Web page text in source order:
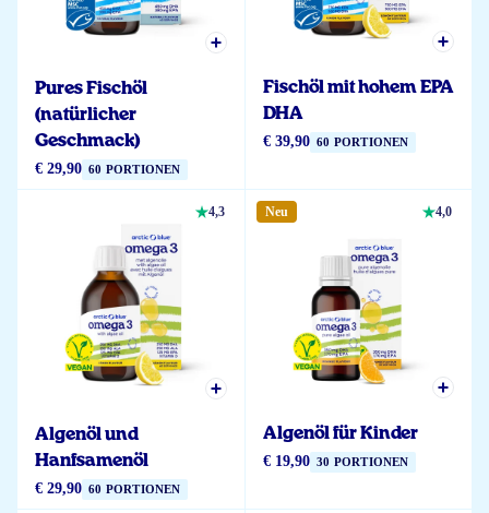
Pures Fischöl
(natürlicher
Geschmack)
€ 29,90 60 PORTIONEN
Fischöl mit hohem EPA
DHA
€ 39,90 60 PORTIONEN
4,3
Algenöl und
Hanfsamenöl
€ 29,90 60 PORTIONEN
Neu 4,0
Algenöl für Kinder
€ 19,90 30 PORTIONEN